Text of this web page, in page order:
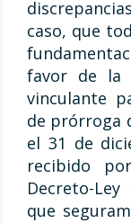
caso, que
favor de la
vinculante
de prórroga
el 31 de
recibido
Decreto-
que